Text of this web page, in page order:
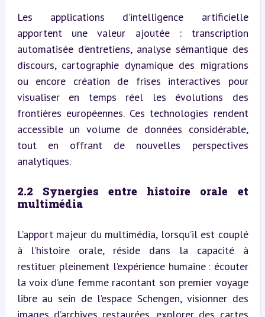
Les applications d’intelligence artificielle
apportent une valeur ajoutée : transcription
automatisée d’entretiens, analyse sémantique des
discours, cartographie dynamique des migrations
ou encore création de frises interactives pour
visualiser en temps réel les évolutions des
frontières européennes. Ces technologies rendent
accessible un volume de données considérable,
tout en offrant de nouvelles perspectives
analytiques.
2.2 Synergies entre histoire orale et
multimédia
L’apport majeur du multimédia, lorsqu’il est couplé
à l’histoire orale, réside dans la capacité à
restituer pleinement l’expérience humaine : écouter
la voix d’une femme racontant son premier voyage
libre au sein de l’espace Schengen, visionner des